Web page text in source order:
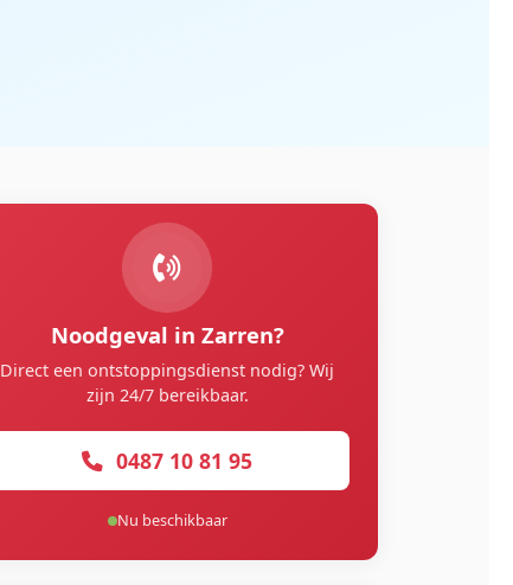
Noodgeval in Zarren?
Direct een ontstoppingsdienst nodig? Wij
zijn 24/7 bereikbaar.
0487 10 81 95
Nu beschikbaar